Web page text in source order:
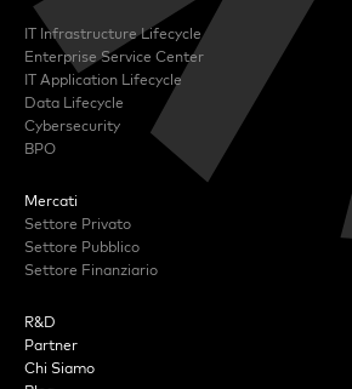
IT Infrastructure Lifecycle
Enterprise Service Center
IT Application Lifecycle
Data Lifecycle
Cybersecurity
BPO
Mercati
Settore Privato
Settore Pubblico
Settore Finanziario
R&D
Partner
Chi Siamo